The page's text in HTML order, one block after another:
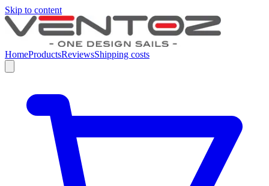
Skip to content
HomeProductsReviewsShipping costs